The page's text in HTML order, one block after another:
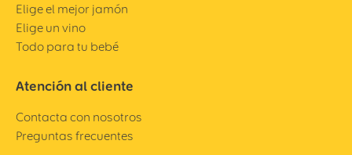
Elige el mejor jamón
Elige un vino
Todo para tu bebé
Atención al cliente
Contacta con nosotros
Preguntas frecuentes